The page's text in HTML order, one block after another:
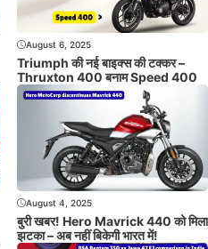
August 6, 2025
Triumph की नई बाइक्स की टक्कर –
Thruxton 400 बनाम Speed 400
August 4, 2025
बुरी खबर! Hero Mavrick 440 को मिला
झटका – अब नहीं बिकेगी भारत में!